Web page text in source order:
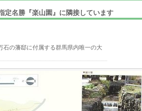
定名勝『楽山園』に隣接しています
石の藩邸に付属する群馬県内唯一の大